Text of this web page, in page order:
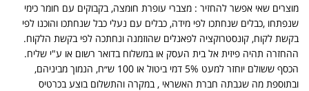
מוצרים שאי אפשר להחזיר : מצברי עופרת חומצה, בקבוקים עם חומר כימי
שנפתחו ,כבלים שנחתכו לפי מידה, כבלים עם נעלי כבל שנחתכו והוכנו לפי
בקשת לקוח, קונסטרוקציה לפאנלים שהוזמנה ונחתכה לפי בקשת הלקוח.
ההחזרה תהיה פיזית אל בית העסק או במשלוח בדואר רשום או ע"י שליח.
הכסף ששולם יוחזר למעט 5% דמי ביטול או 100 ש״ח, הנמוך מביניהם,
ובתוספת מה שגבתה חברת האשראי , במקרה והתשלום בוצע בכרטיס